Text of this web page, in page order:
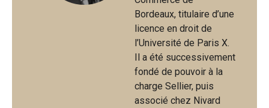
Bordeaux, titulaire d’une
licence en droit de
l’Université de Paris X.
Il a été successivement
fondé de pouvoir à la
charge Sellier, puis
associé chez Nivard